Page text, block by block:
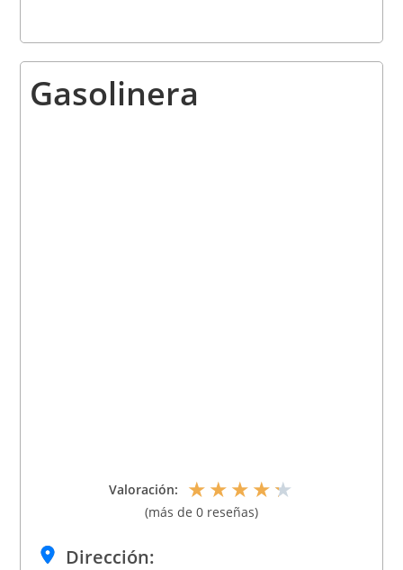
Gasolinera
Valoración: ★★★★★
(más de 0 reseñas)
Dirección: